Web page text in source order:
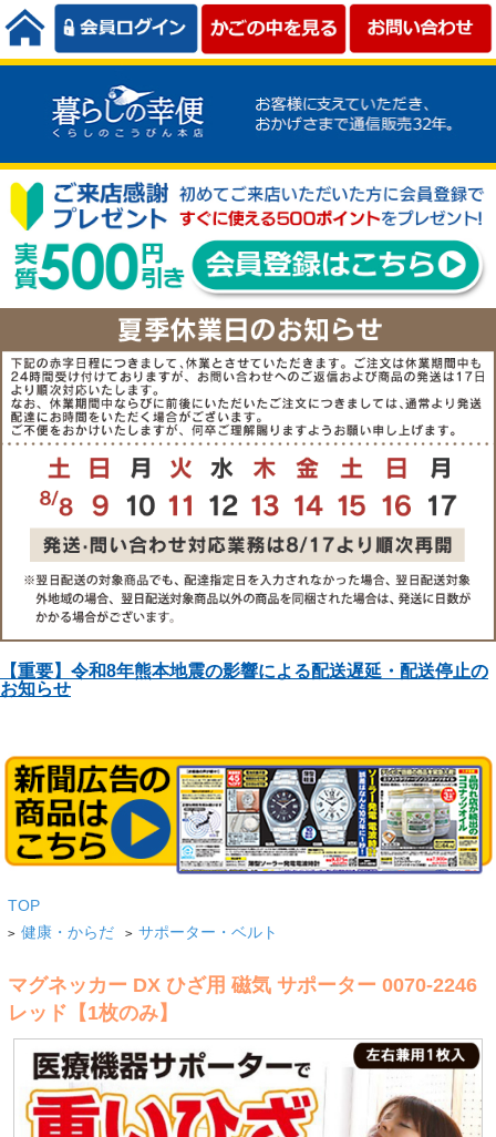
【重要】令和8年熊本地震の影響による配送遅延・配送停止の
お知らせ
TOP
> 健康・からだ > サポーター・ベルト
マグネッカー DX ひざ用 磁気 サポーター 0070-2246
レッド【1枚のみ】